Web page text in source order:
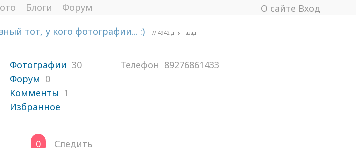
Блоги Форум О сайте Вход
тот, у кого фотографии... :) // 4942 дня назад
Фотографии 30
Форум 0
Комменты 1
Избранное
Телефон 89276861433
0 Следить